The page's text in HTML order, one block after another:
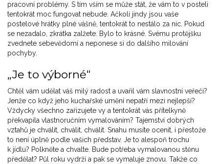
pracovní problémy. S tím vším se může stát, že vám to v posteli
tentokrát moc fungovat nebude. Ačkoli jindy jsou vaše
postelové hrátky plné vášně, tentokrát to nestálo za nic. Pokud
se nezadalo, zkrátka zalžete. Bylo to krásné. Svému protějšku
zvednete sebevědomí a neponese si do dalšího milování
pochyby.
„Je to výborné“
Chtěl vám udělat váš milý radost a uvařil vám slavnostní veřeči?
Jenže co když jeho kuchařské umění nepatří mezi nejlepší?
Vždycky všechno zařizujete vy a tentokrát vás přítelkyně
překvapila vlastnoručním vymalováním? Tajemství dobrých
vztahů je chválit, chválit, chválit. Snahu musíte ocenit, i přestože
to není úplně podle vašich představ. Je to alespoň trochu
k jídlu? Polkněte a chvalte. Bude potřeba vymalovanou stěnu
předělat? Půl roku vydrží a pak se vymaluje znovu. Takže co